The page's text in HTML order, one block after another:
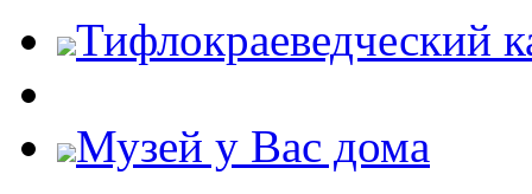
Тифлокраеведческий
Музей у Вас дома